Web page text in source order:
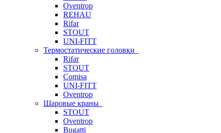
Oventrop
REHAU
Rifar
STOUT
UNI-FITT
Термостатические головки
Rifar
STOUT
Comisa
UNI-FITT
Oventrop
Шаровые краны
STOUT
Oventrop
Bugatti